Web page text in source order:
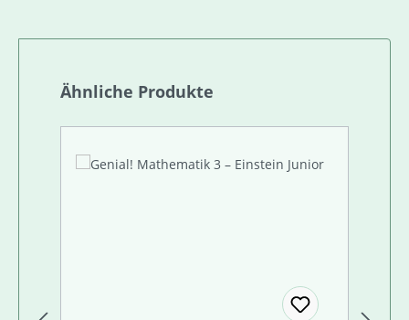
Produktgalerie überspringen
Ähnliche Produkte